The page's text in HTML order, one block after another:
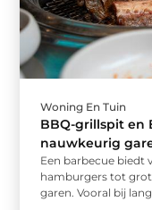
Woning En Tuin
BBQ-grillspit en
nauwkeurig
Een barbecue biedt
hamburgers tot
garen. Vooral bij